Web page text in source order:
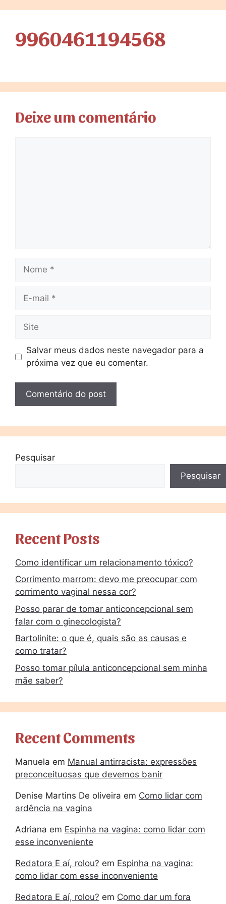
9960461194568
Deixe um comentário
Salvar meus dados neste navegador para a
próxima vez que eu comentar.
Pesquisar
Pesquisar
Recent Posts
Como identificar um relacionamento tóxico?
Corrimento marrom: devo me preocupar com
corrimento vaginal nessa cor?
Posso parar de tomar anticoncepcional sem
falar com o ginecologista?
Bartolinite: o que é, quais são as causas e
como tratar?
Posso tomar pílula anticoncepcional sem minha
mãe saber?
Recent Comments
Manuela em Manual antirracista: expressões
preconceituosas que devemos banir
Denise Martins De oliveira em Como lidar com
ardência na vagina
Adriana em Espinha na vagina: como lidar com
esse inconveniente
Redatora E aí, rolou? em Espinha na vagina:
como lidar com esse inconveniente
Redatora E aí, rolou? em Como dar um fora